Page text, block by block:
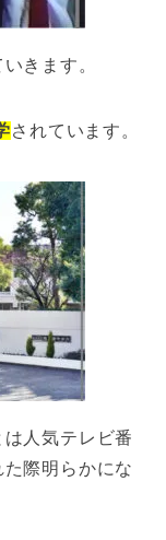
いきます。
されています。
人気テレビ番
際明らかにな